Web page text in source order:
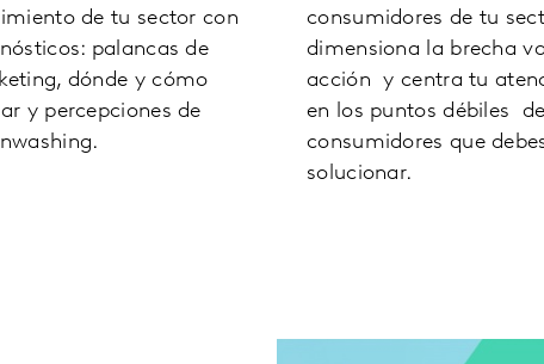
de tu sector con
palancas de
dónde y cómo
y percepciones de
consumidores de tu
dimensiona la brecha
acción y centra tu
en los puntos débiles
consumidores que
solucionar.